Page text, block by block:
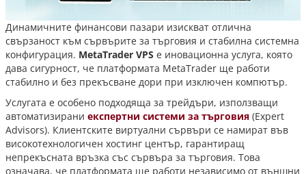
Динамичните финансови пазари изискват отлична
свързаност към сървърите за търговия и стабилна системна
конфигурация. MetaTrader VPS е иновационна услуга, която
дава сигурност, че платформата MetaTrader ще работи
стабилно и без прекъсване дори при изключен компютър.
Услугата е особено подходяща за трейдъри, използващи
автоматизирани експертни системи за търговия (Expert
Advisors). Клиентските виртуални сървъри се намират във
високотехнологичен хостинг център, гарантиращ
непрекъсната връзка със сървъра за търговия. Това
означава, че платформата ще работи независимо от външни